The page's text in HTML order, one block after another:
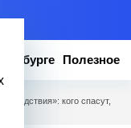
Полезное
кого спасут,